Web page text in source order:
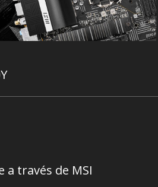
a través de MSI